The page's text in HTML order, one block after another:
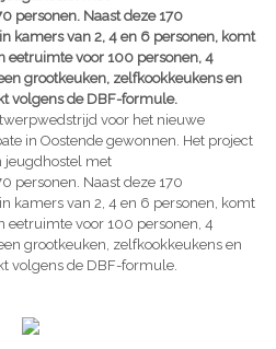
personen. Naast deze 170
kamers van 2, 4 en 6 personen, komt
eetruimte voor 100 personen, 4
grootkeuken, zelfkookkeukens en
volgens de DBF-formule.
voor het nieuwe
in Oostende gewonnen. Het project
jeugdhostel met
personen. Naast deze 170
kamers van 2, 4 en 6 personen, komt
eetruimte voor 100 personen, 4
grootkeuken, zelfkookkeukens en
volgens de DBF-formule.